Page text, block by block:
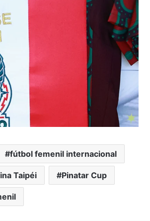
fútbol femenil internacional
Taipéi Pinatar Cup